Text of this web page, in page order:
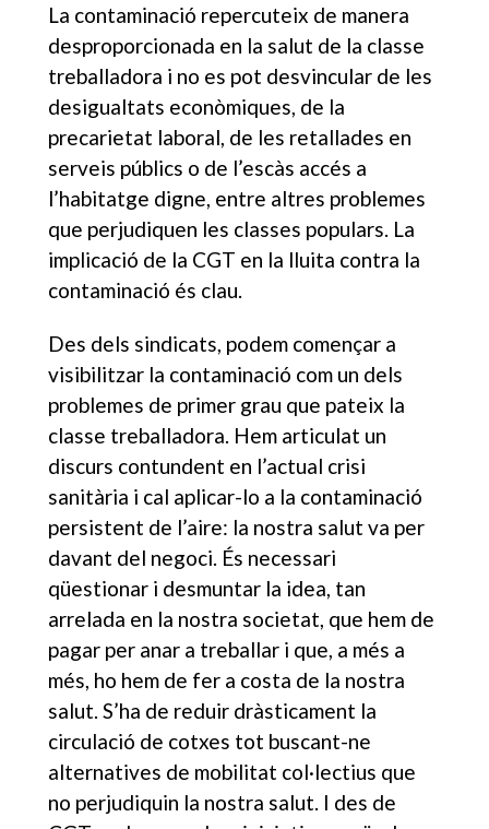
La contaminació repercuteix de manera
desproporcionada en la salut de la classe
treballadora i no es pot desvincular de les
desigualtats econòmiques, de la
precarietat laboral, de les retallades en
serveis públics o de l’escàs accés a
l’habitatge digne, entre altres problemes
que perjudiquen les classes populars. La
implicació de la CGT en la lluita contra la
contaminació és clau.
Des dels sindicats, podem començar a
visibilitzar la contaminació com un dels
problemes de primer grau que pateix la
classe treballadora. Hem articulat un
discurs contundent en l’actual crisi
sanitària i cal aplicar-lo a la contaminació
persistent de l’aire: la nostra salut va per
davant del negoci. És necessari
qüestionar i desmuntar la idea, tan
arrelada en la nostra societat, que hem de
pagar per anar a treballar i que, a més a
més, ho hem de fer a costa de la nostra
salut. S’ha de reduir dràsticament la
circulació de cotxes tot buscant-ne
alternatives de mobilitat col·lectius que
no perjudiquin la nostra salut. I des de